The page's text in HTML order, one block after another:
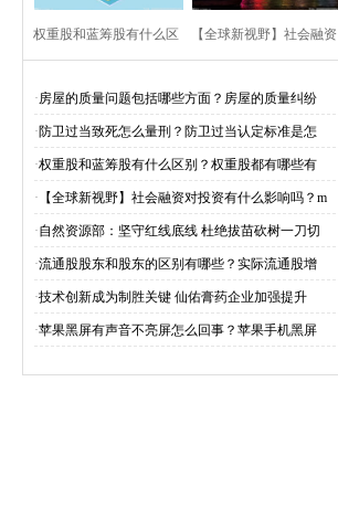
权重股和蓝筹股有什么区
么特征？
【全球新视野】社会融资
和社融的区别是什么？
·房屋的质量问题包括哪些方面？房屋的质量纠纷
·防卫过当致死怎么量刑？防卫过当认定标准是怎
·权重股和蓝筹股有什么区别？权重股都有哪些有
· 【全球新视野】社会融资对投资有什么影响吗？m
·自然资源部：坚守红线底线 杜绝拔苗砍树一刀切
·流通股股东和股东的区别有哪些？实际流通股增
·技术创新成为制胜关键 仙佑膏药企业加强提升
·苹果黑屏有声音不亮屏怎么回事？苹果手机黑屏